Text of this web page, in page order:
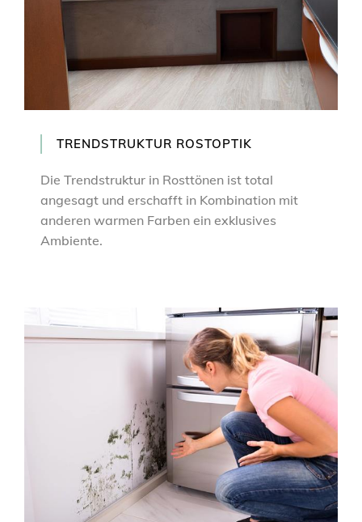
TRENDSTRUKTUR ROSTOPTIK
Die Trendstruktur in Rosttönen ist total
angesagt und erschafft in Kombination mit
anderen warmen Farben ein exklusives
Ambiente.